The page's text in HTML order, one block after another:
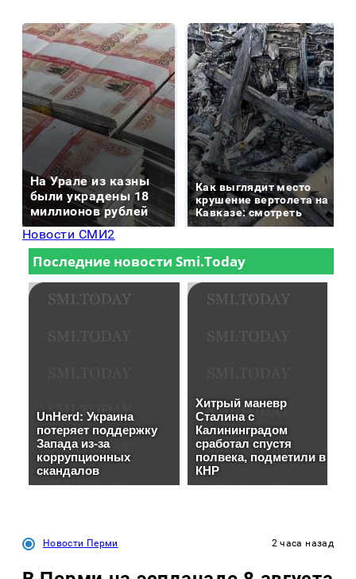
На Урале из казны
были украдены 18
миллионов рублей
Как выглядит место
крушение вертолета на
Кавказе: смотреть
Новости СМИ2
Новости Перми 2 часа назад